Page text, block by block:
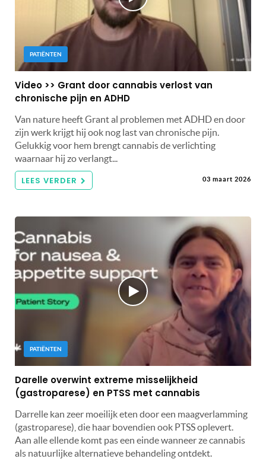
PATIËNTEN
Video >> Grant door cannabis verlost van
chronische pijn en ADHD
Van nature heeft Grant al problemen met ADHD en door
zijn werk krijgt hij ook nog last van chronische pijn.
Gelukkig voor hem brengt cannabis de verlichting
waarnaar hij zo verlangt...
LEES VERDER 03 maart 2026
PATIËNTEN
Darelle overwint extreme misselijkheid
(gastroparese) en PTSS met cannabis
Darrelle kan zeer moeilijk eten door een maagverlamming
(gastroparese), die haar bovendien ook PTSS oplevert.
Aan alle ellende komt pas een einde wanneer ze cannabis
als natuurlijke alternatieve behandeling ontdekt.